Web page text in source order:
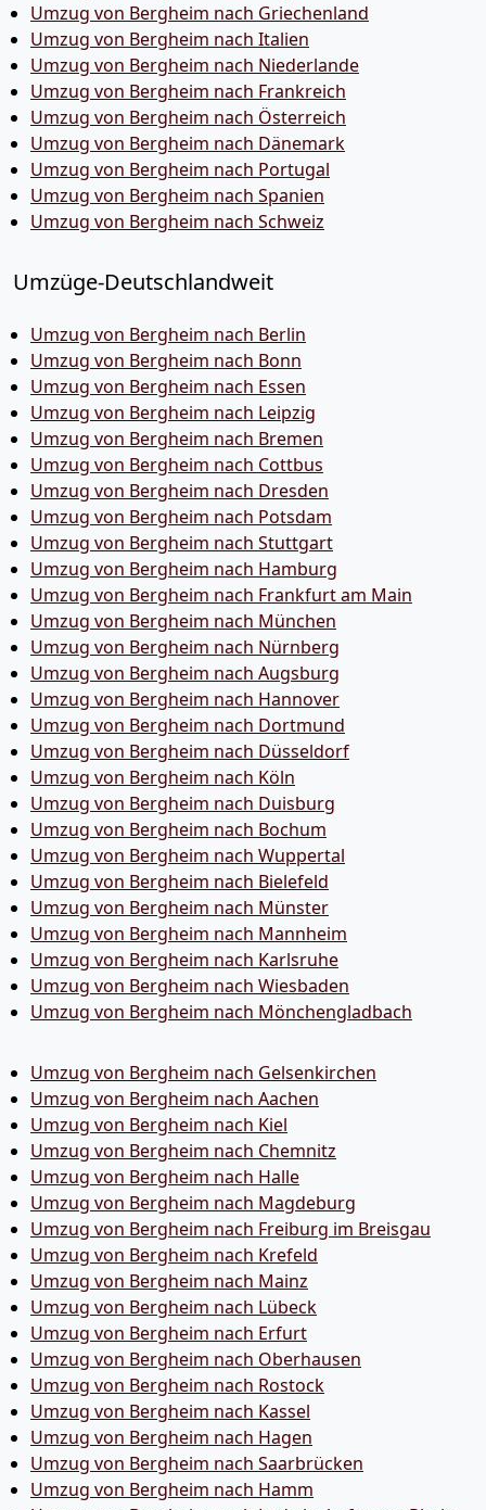
Umzug von Bergheim nach Griechenland
Umzug von Bergheim nach Italien
Umzug von Bergheim nach Niederlande
Umzug von Bergheim nach Frankreich
Umzug von Bergheim nach Österreich
Umzug von Bergheim nach Dänemark
Umzug von Bergheim nach Portugal
Umzug von Bergheim nach Spanien
Umzug von Bergheim nach Schweiz
Umzüge-Deutschlandweit
Umzug von Bergheim nach Berlin
Umzug von Bergheim nach Bonn
Umzug von Bergheim nach Essen
Umzug von Bergheim nach Leipzig
Umzug von Bergheim nach Bremen
Umzug von Bergheim nach Cottbus
Umzug von Bergheim nach Dresden
Umzug von Bergheim nach Potsdam
Umzug von Bergheim nach Stuttgart
Umzug von Bergheim nach Hamburg
Umzug von Bergheim nach Frankfurt am Main
Umzug von Bergheim nach München
Umzug von Bergheim nach Nürnberg
Umzug von Bergheim nach Augsburg
Umzug von Bergheim nach Hannover
Umzug von Bergheim nach Dortmund
Umzug von Bergheim nach Düsseldorf
Umzug von Bergheim nach Köln
Umzug von Bergheim nach Duisburg
Umzug von Bergheim nach Bochum
Umzug von Bergheim nach Wuppertal
Umzug von Bergheim nach Bielefeld
Umzug von Bergheim nach Münster
Umzug von Bergheim nach Mannheim
Umzug von Bergheim nach Karlsruhe
Umzug von Bergheim nach Wiesbaden
Umzug von Bergheim nach Mönchen­gladbach
Umzug von Bergheim nach Gelsenkirchen
Umzug von Bergheim nach Aachen
Umzug von Bergheim nach Kiel
Umzug von Bergheim nach Chemnitz
Umzug von Bergheim nach Halle
Umzug von Bergheim nach Magdeburg
Umzug von Bergheim nach Freiburg im Breisgau
Umzug von Bergheim nach Krefeld
Umzug von Bergheim nach Mainz
Umzug von Bergheim nach Lübeck
Umzug von Bergheim nach Erfurt
Umzug von Bergheim nach Oberhausen
Umzug von Bergheim nach Rostock
Umzug von Bergheim nach Kassel
Umzug von Bergheim nach Hagen
Umzug von Bergheim nach Saarbrücken
Umzug von Bergheim nach Hamm